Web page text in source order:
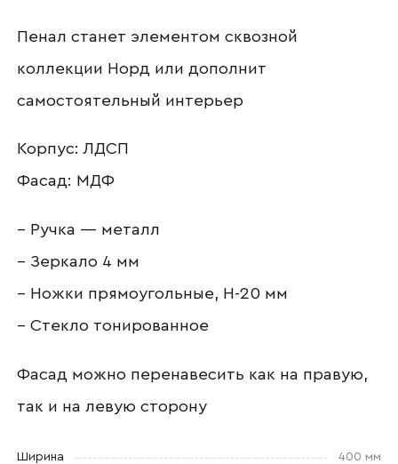
Пенал станет элементом сквозной
коллекции Норд или дополнит
самостоятельный интерьер
Корпус: ЛДСП
Фасад: МДФ
– Ручка — металл
– Зеркало 4 мм
– Ножки прямоугольные, Н-20 мм
– Стекло тонированное
Фасад можно перенавесить как на правую,
так и на левую сторону
Ширина 400 мм
Ваш email
и обработкой данных.